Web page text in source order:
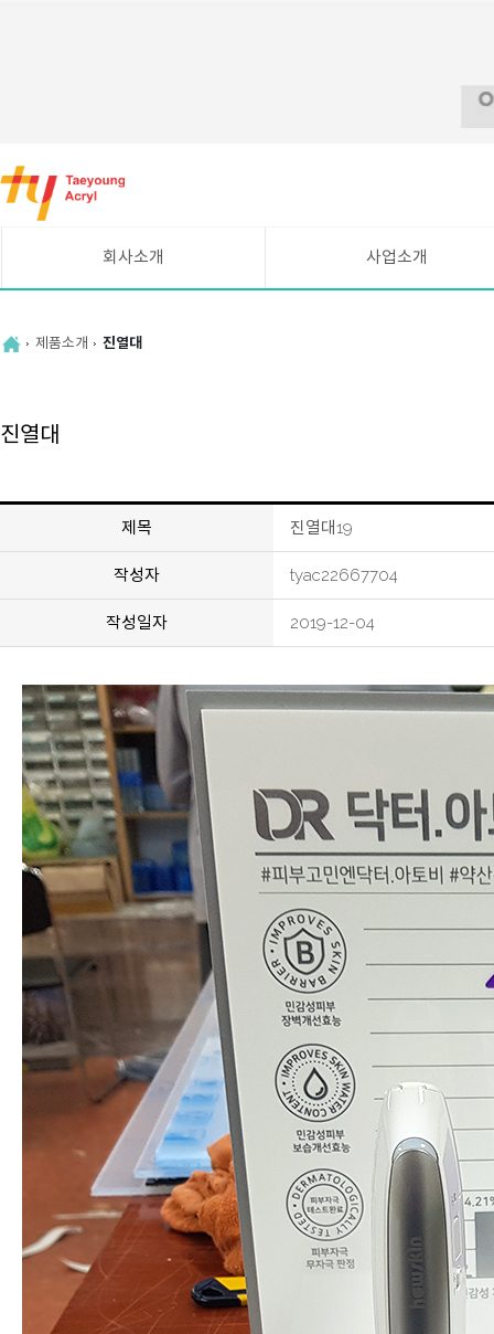
로
가
회사소개
연혁
사업소개
제품소개 진열대
진열대
제목 진열대19
작성자 tyac22667704
작성일자 2019-12-04